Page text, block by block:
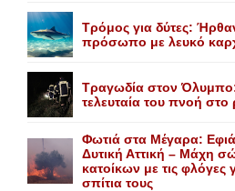
Τρόμος για δύτες:
πρόσωπο με λευκό
Τραγωδία στον
τελευταία του πνοή στο
Φωτιά στα Μέγαρα:
Δυτική Αττική – Μάχη
κατοίκων με τις
σπίτια τους